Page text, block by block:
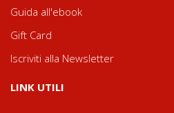
Guida all'ebook
Gift Card
Iscriviti alla Newsletter
LINK UTILI